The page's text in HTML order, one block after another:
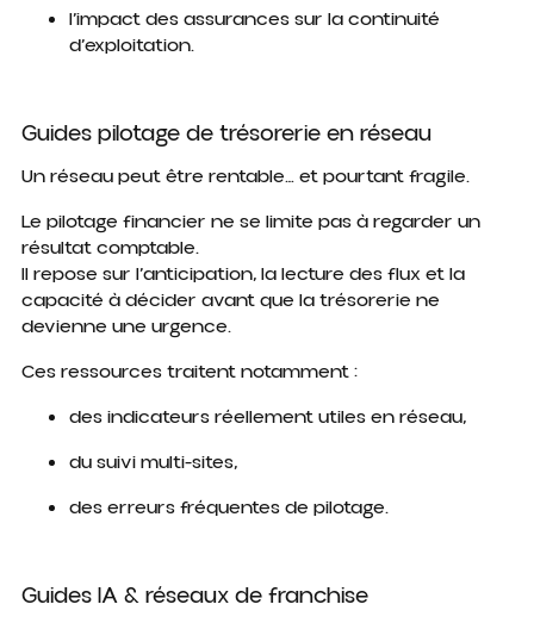
l’impact des assurances sur la continuité
d’exploitation.
Guides pilotage de trésorerie en réseau
Un réseau peut être rentable… et pourtant fragile.
Le pilotage financier ne se limite pas à regarder un
résultat comptable.
Il repose sur l’anticipation, la lecture des flux et la
capacité à décider avant que la trésorerie ne
devienne une urgence.
Ces ressources traitent notamment :
des indicateurs réellement utiles en réseau,
du suivi multi-sites,
des erreurs fréquentes de pilotage.
Guides IA & réseaux de franchise